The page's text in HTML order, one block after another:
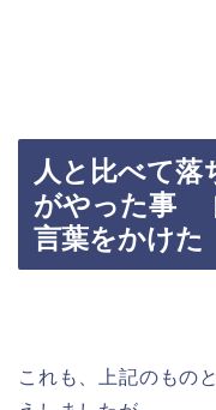
人と比べて落
がやった事
言葉をかけた
これも、上記のもの